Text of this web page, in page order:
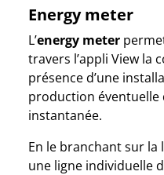
Energy meter
L’energy meter
travers l’appli View la
présence d’une
production éventuelle
instantanée.
En le branchant sur
une ligne individuelle